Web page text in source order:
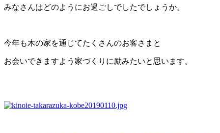
みなさんはどのようにお過ごしでしたでしょうか。
今年も木の家を通じてたくさんのお客さまと
お会いできますよう家づくりに励みたいと思います。